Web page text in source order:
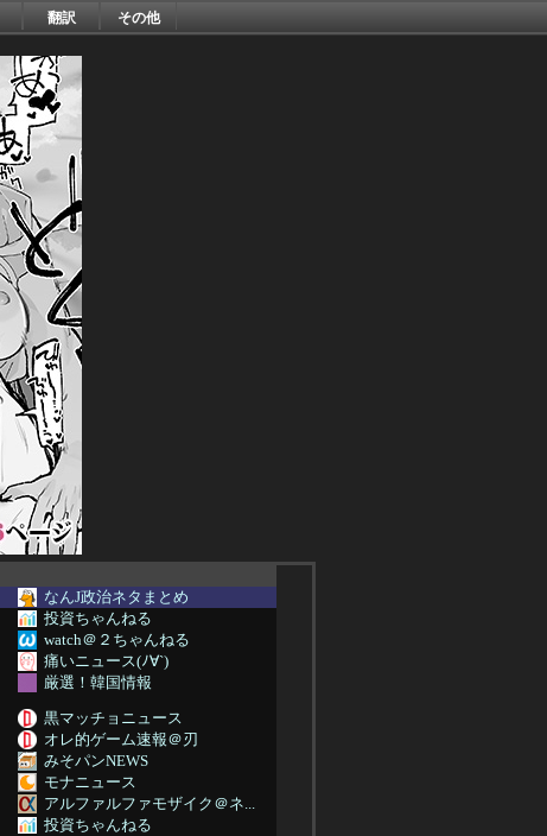
翻訳 その他
なんJ政治ネタまとめ
投資ちゃんねる
watch＠２ちゃんねる
痛いニュース(ﾉ∀`)
厳選！韓国情報
黒マッチョニュース
オレ的ゲーム速報＠刃
みそパンNEWS
モナニュース
アルファルファモザイク＠ネ...
投資ちゃんねる